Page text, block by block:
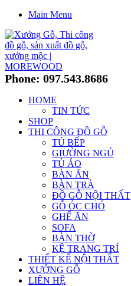
Main Menu
Phone: 097.543.8686
HOME
TIN TỨC
SHOP
THI CÔNG ĐỒ GỖ
TỦ BẾP
GIƯỜNG NGỦ
TỦ ÁO
BÀN ĂN
BÀN TRÀ
ĐỒ GỖ NỘI THẤT
GỖ ÓC CHÓ
GHẾ ĂN
SOFA
BÀN THỜ
KỆ TRANG TRÍ
THIẾT KẾ NỘI THẤT
XƯỞNG GỖ
LIÊN HỆ